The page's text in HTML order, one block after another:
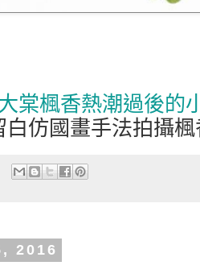
棠楓香熱潮過後的
白仿國畫手法拍攝
2016